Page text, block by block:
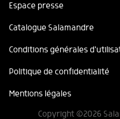
Espace presse
Catalogue Salamandre
Conditions générales
Politique de confidentialité
Mentions légales
Copyright ©2026